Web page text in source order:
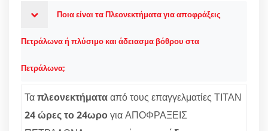
Ποια είναι τα Πλεονεκτήματα για αποφράξεις
Πετράλωνα ή πλύσιμο και άδειασμα βόθρου στα
Πετράλωνα;
Ταπλεονεκτήματααπό τους επαγγελματίες ΤΙΤΑΝ
24 ώρες το 24ωρογια ΑΠΟΦΡΑΞΕΙΣ